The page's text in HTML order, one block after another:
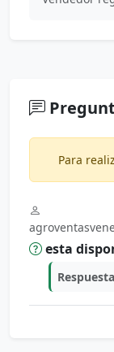
Para
esta